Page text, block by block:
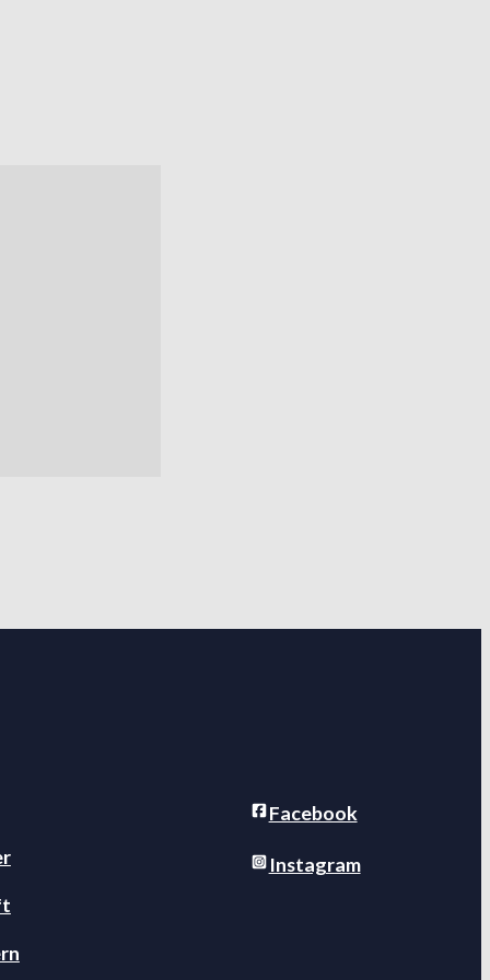
Facebook
Instagram